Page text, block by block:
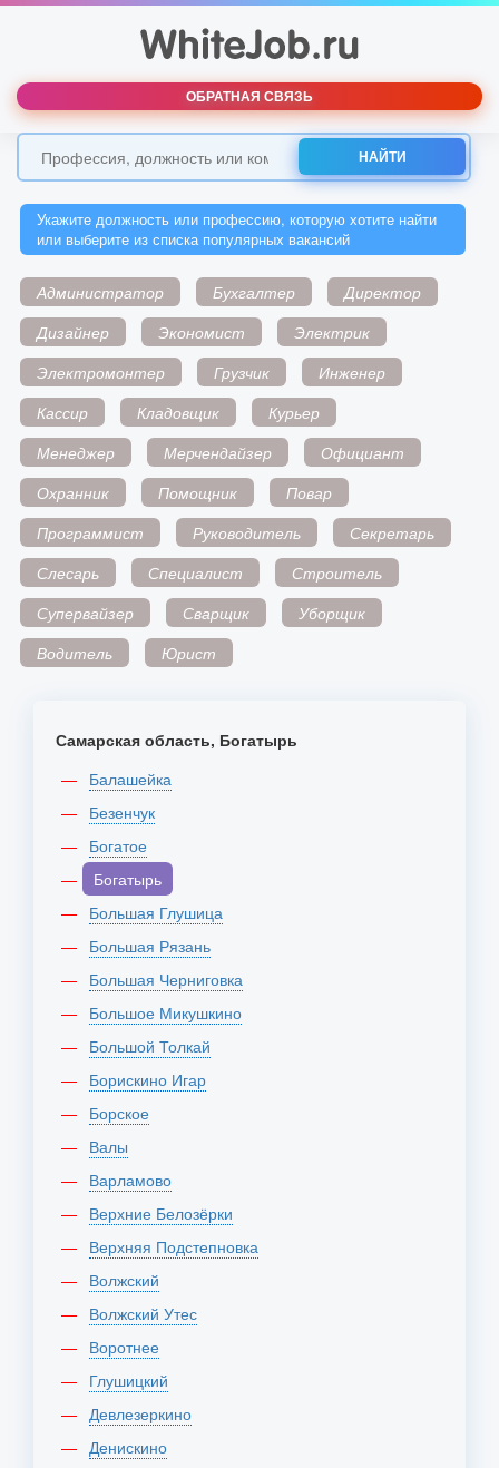
ОБРАТНАЯ СВЯЗЬ
НАЙТИ
Укажите должность или профессию, которую хотите найти
или выберите из списка популярных вакансий
Администратор Бухгалтер
Директор
Дизайнер
Экономист
Электрик
Электромонтер
Грузчик
Инженер
Кассир
Кладовщик
Курьер
Менеджер
Мерчендайзер
Официант
Охранник
Помощник
Повар
Программист
Руководитель
Секретарь
Слесарь
Специалист
Строитель
Супервайзер
Сварщик
Уборщик
Водитель
Юрист
Самарская область, Богатырь
Балашейка
Безенчук
Богатое
Богатырь
Большая Глушица
Большая Рязань
Большая Черниговка
Большое Микушкино
Большой Толкай
Борискино Игар
Борское
Валы
Варламово
Верхние Белозёрки
Верхняя Подстепновка
Волжский
Волжский Утес
Воротнее
Глушицкий
Девлезеркино
Денискино